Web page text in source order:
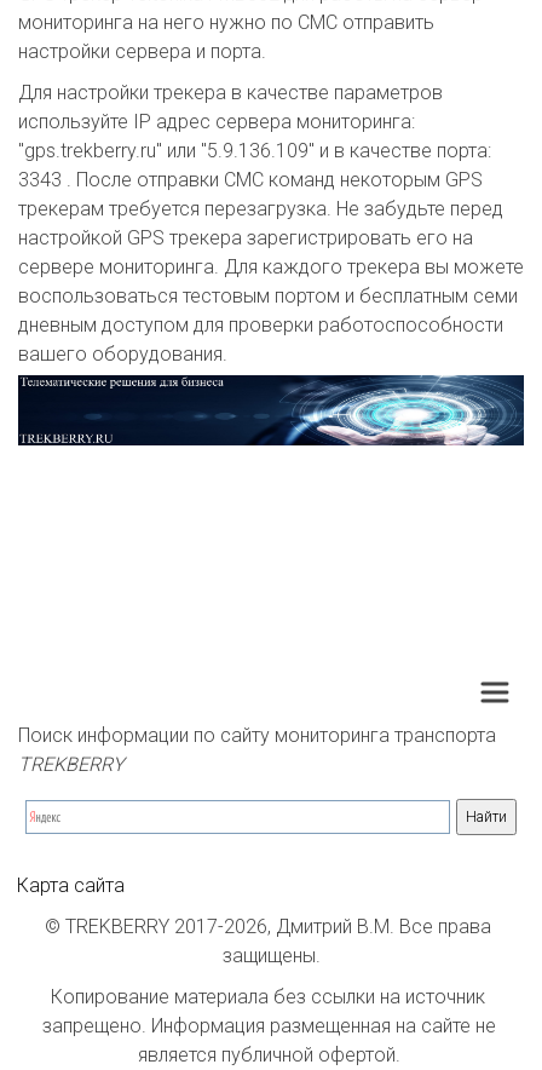
мониторинга на него нужно по СМС отправить
настройки сервера и порта.
Для настройки трекера в качестве параметров
используйте IP адрес сервера мониторинга:
"gps.trekberry.ru" или "5.9.136.109" и в качестве порта:
3343 . После отправки СМС команд некоторым GPS
трекерам требуется перезагрузка. Не забудьте перед
настройкой GPS трекера зарегистрировать его на
сервере мониторинга. Для каждого трекера вы можете
воспользоваться тестовым портом и бесплатным семи
дневным доступом для проверки работоспособности
вашего оборудования.
Поиск информации по сайту мониторинга транспорта
TREKBERRY
Карта сайта
© TREKBERRY 2017-2026, Дмитрий В.М. Все права
защищены.
Копирование материала без ссылки на источник
запрещено. Информация размещенная на сайте не
является публичной офертой.